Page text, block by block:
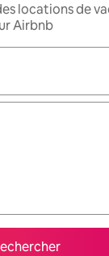
locations de
Airbnb
utilisez